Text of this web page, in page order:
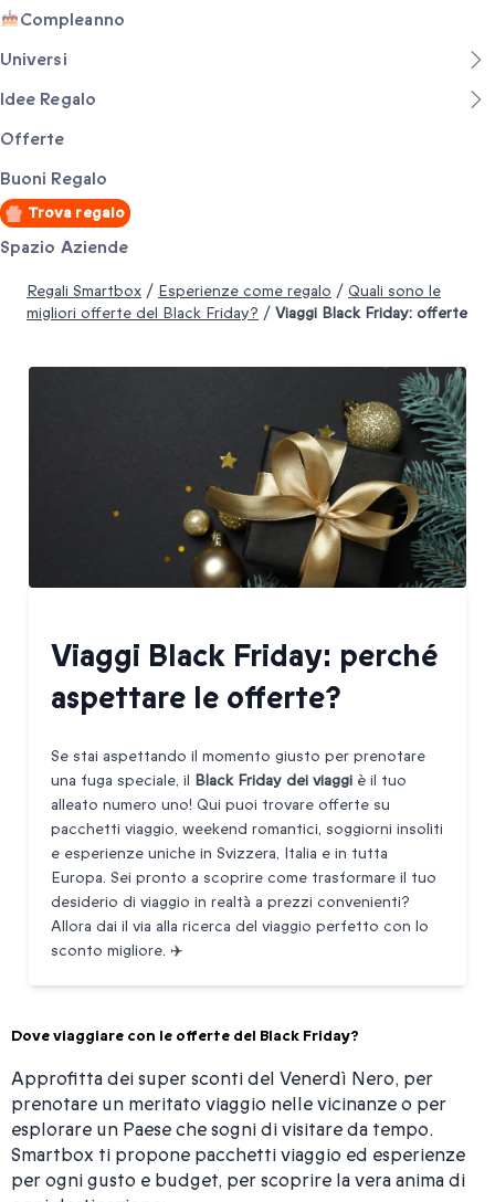
Compleanno
Universi
Idee Regalo
Offerte
Buoni Regalo
Trova regalo
Spazio Aziende
Regali Smartbox / Esperienze come regalo / Quali sono le
migliori offerte del Black Friday? / Viaggi Black Friday: offerte
Viaggi Black Friday: perché
aspettare le offerte?
Se stai aspettando il momento giusto per prenotare
una fuga speciale, il Black Friday dei viaggi è il tuo
alleato numero uno! Qui puoi trovare offerte su
pacchetti viaggio, weekend romantici, soggiorni insoliti
e esperienze uniche in Svizzera, Italia e in tutta
Europa. Sei pronto a scoprire come trasformare il tuo
desiderio di viaggio in realtà a prezzi convenienti?
Allora dai il via alla ricerca del viaggio perfetto con lo
sconto migliore. ✈️
Dove viaggiare con le offerte del Black Friday?
Approfitta dei super sconti del Venerdì Nero, per
prenotare un meritato viaggio nelle vicinanze o per
esplorare un Paese che sogni di visitare da tempo.
Smartbox ti propone pacchetti viaggio ed esperienze
per ogni gusto e budget, per scoprire la vera anima di